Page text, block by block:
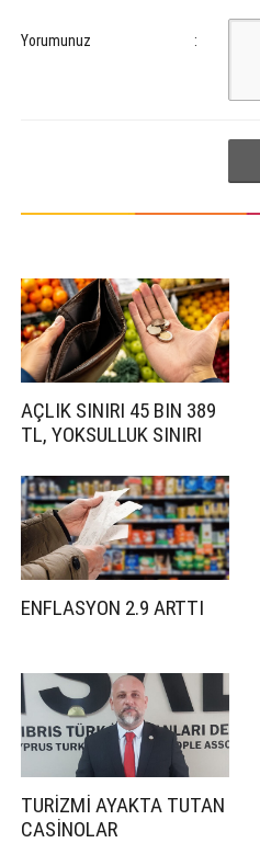
Yorumunuz :
AÇLIK SINIRI 45 BIN 389
TL, YOKSULLUK SINIRI
ENFLASYON 2.9 ARTTI
TURİZMİ AYAKTA TUTAN
CASİNOLAR